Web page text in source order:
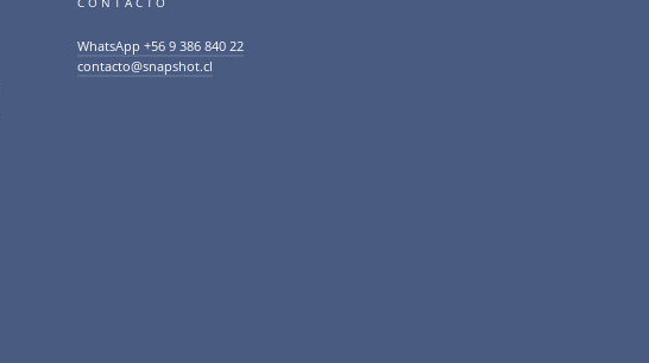
CONTACTO
WhatsApp +56 9 386 840 22
contacto@snapshot.cl